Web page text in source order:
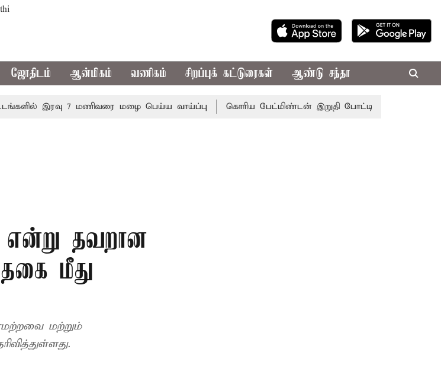
ஜோதிடம் ஆன்மிகம் வணிகம் சிறப்புக் கட்டுரைகள் ஆண்டு சந்தா
இரவு 7 மணிவரை மழை பெய்ய வாய்ப்பு கொரிய பேட்மிண்டன் இறுதி போட்டி; இந்திய வீராங்கனை
தவறான
மீது
மற்றும்